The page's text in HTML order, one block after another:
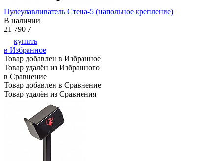
Пулеулавливатель Стена-5 (напольное крепление)
В наличии
21 790 7
купить
в Избранное
Товар добавлен в Избранное
Товар удалён из Избранного
в Сравнение
Товар добавлен в Сравнение
Товар удалён из Сравнения